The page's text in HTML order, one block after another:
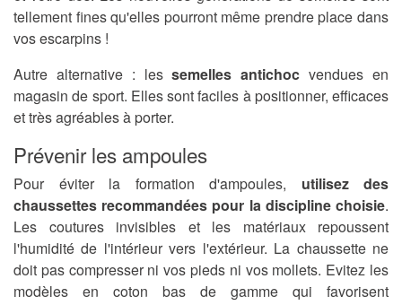
tellement fines qu'elles pourront même prendre place dans
vos escarpins !
Autre alternative : lessemelles antichoc vendues en
magasin de sport. Elles sont faciles à positionner, efficaces
et très agréables à porter.
Prévenir les ampoules
Pour éviter la formation d'ampoules, utilisez des
chaussettes recommandées pour la discipline choisie.
Les coutures invisibles et les matériaux repoussent
l'humidité de l'intérieur vers l'extérieur. La chaussette ne
doit pas compresser ni vos pieds ni vos mollets. Evitez les
modèles en coton bas de gamme qui favorisent